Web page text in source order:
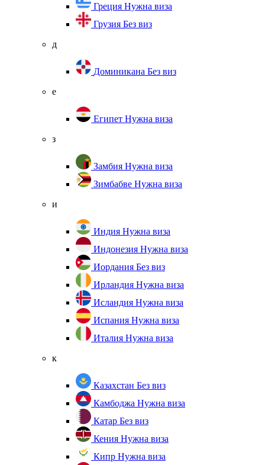
Греция Нужна виза
Грузия Без виз
д
Доминикана Без виз
е
Египет Нужна виза
з
Замбия Нужна виза
Зимбабве Нужна виза
и
Индия Нужна виза
Индонезия Нужна виза
Иордания Без виз
Ирландия Нужна виза
Исландия Нужна виза
Испания Нужна виза
Италия Нужна виза
к
Казахстан Без виз
Камбоджа Нужна виза
Катар Без виз
Кения Нужна виза
Кипр Нужна виза